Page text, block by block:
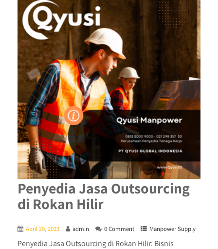
Penyedia Jasa Outsourcing
di Rokan Hilir
April 29, 2023 admin 0 Comment Manpower Supply
Penyedia Jasa Outsourcing di Rokan Hilir: Bisnis